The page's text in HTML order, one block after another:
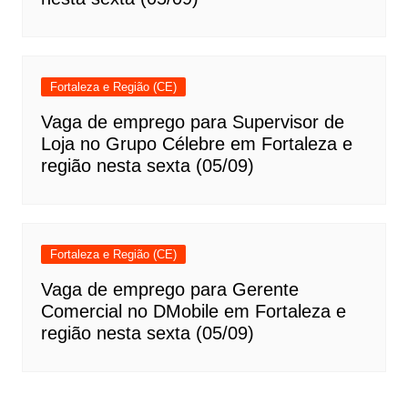
Fortaleza e Região (CE)
Vaga de emprego para Supervisor de
Loja no Grupo Célebre em Fortaleza e
região nesta sexta (05/09)
Fortaleza e Região (CE)
Vaga de emprego para Gerente
Comercial no DMobile em Fortaleza e
região nesta sexta (05/09)